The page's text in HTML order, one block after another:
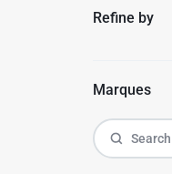
MOTO /
projets
Refine by
Marques